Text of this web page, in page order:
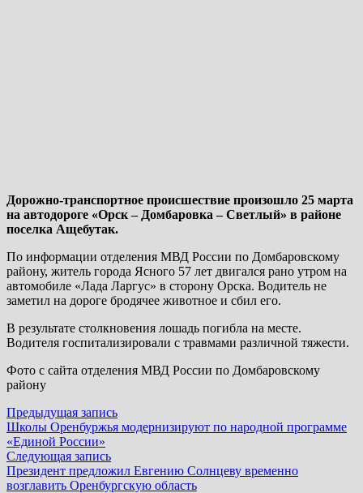
Дорожно-транспортное происшествие произошло 25 марта
на автодороге «Орск – Домбаровка – Светлый» в районе
поселка Ащебутак.
По информации отделения МВД России по Домбаровскому
району, житель города Ясного 57 лет двигался рано утром на
автомобиле «Лада Ларгус» в сторону Орска. Водитель не
заметил на дороге бродячее животное и сбил его.
В результате столкновения лошадь погибла на месте.
Водителя госпитализировали с травмами различной тяжести.
Фото с сайта отделения МВД России по Домбаровскому
району
Навигация
по
записям
Предыдущая записьПредыдущая
запись:
Школы Оренбуржья модернизируют по народной программе
«Единой России»
Следующая записьСледующая
запись:
Президент предложил Евгению Солнцеву временно
возглавить Оренбургскую область